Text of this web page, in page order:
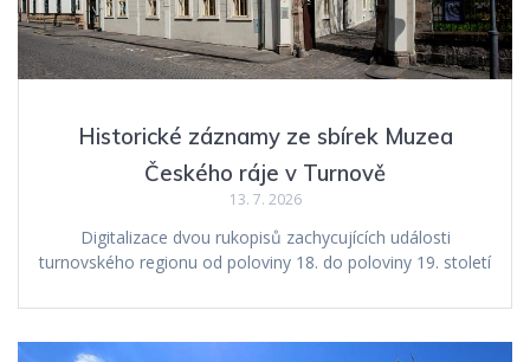
Historické záznamy ze sbírek Muzea
Českého ráje v Turnově
13. 7. 2026
Digitalizace dvou rukopisů zachycujících události
turnovského regionu od poloviny 18. do poloviny 19. století